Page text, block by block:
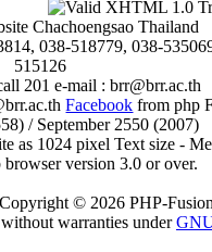
Chachoengsao Thailand
038-518779, 038-
515126
201 e-mail : brr@brr.ac.th
Facebook from php
/ September 2550 (2007)
as 1024 pixel Text size -
version 3.0 or over.
Copyright © 2026 PHP-
warranties under